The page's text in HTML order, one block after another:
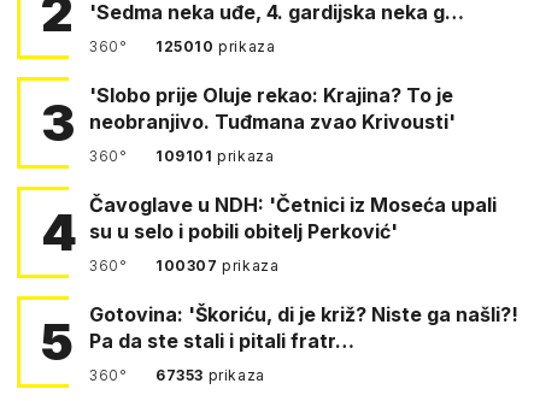
'Sedma neka uđe, 4. gardijska neka g…
360° 125010prikaza
3
'Slobo prije Oluje rekao: Krajina? To je
neobranjivo. Tuđmana zvao Krivousti'
360° 109101prikaza
4 Čavoglave u NDH: 'Četnici iz Moseća upali
su u selo i pobili obitelj Perković'
360° 100307prikaza
5
Gotovina: 'Škoriću, di je križ? Niste ga našli?!
Pa da ste stali i pitali fratr…
360° 67353 prikaza